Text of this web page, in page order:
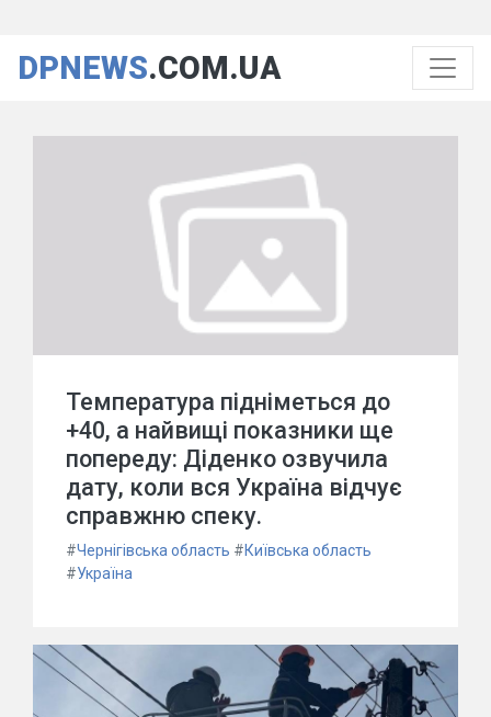
DPNEWS.COM.UA
Температура підніметься до
+40, а найвищі показники ще
попереду: Діденко озвучила
дату, коли вся Україна відчує
справжню спеку.
#Чернігівська область #Київська область
#Україна